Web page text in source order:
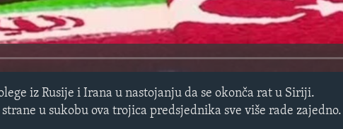
iz Rusije i Irana u nastojanju da se okonča rat u Siriji.
u sukobu ova trojica predsjednika sve više rade zajedno.